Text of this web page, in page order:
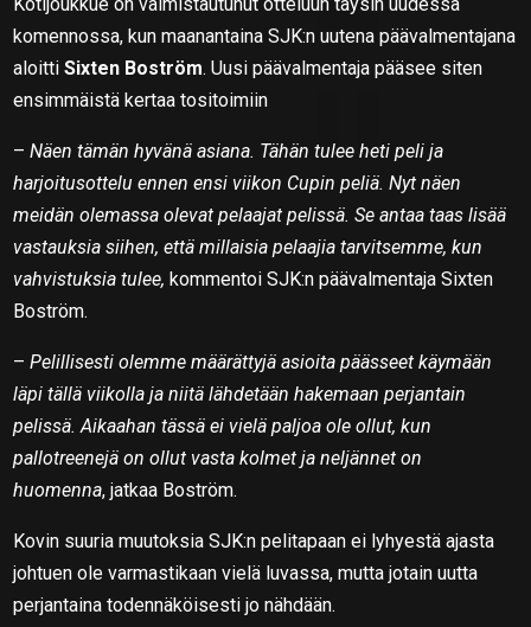
komennossa, kun maanantaina SJK:n uutena päävalmentajana
aloittiSixten Boström. Uusi päävalmentaja pääsee siten
ensimmäistä kertaa tositoimiin
–Näen tämän hyvänä asiana. Tähän tulee heti peli ja
harjoitusottelu ennen ensi viikon Cupin peliä. Nyt näen
meidän olemassa olevat pelaajat pelissä. Se antaa taas lisää
vastauksia siihen, että millaisia pelaajia tarvitsemme, kun
vahvistuksia tulee, kommentoi SJK:n päävalmentaja Sixten
Boström.
–Pelillisesti olemme määrättyjä asioita päässeet käymään
läpi tällä viikolla ja niitä lähdetään hakemaan perjantain
pelissä. Aikaahan tässä ei vielä paljoa ole ollut, kun
pallotreenejä on ollut vasta kolmet ja neljännet on
huomenna, jatkaa Boström.
Kovin suuria muutoksia SJK:n pelitapaan ei lyhyestä ajasta
johtuen ole varmastikaan vielä luvassa, mutta jotain uutta
perjantaina todennäköisesti jo nähdään.